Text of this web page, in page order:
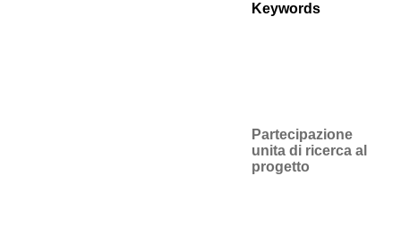
Keywords
Partecipazione
unita di ricerca al
progetto